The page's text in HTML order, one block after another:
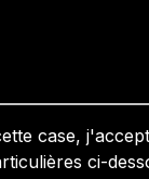
case,
ci-